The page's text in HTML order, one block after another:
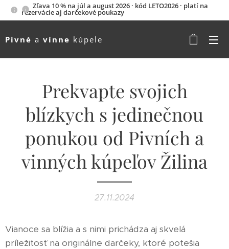
Zľava 10 % na júl a august 2026 · kód LETO2026 · platí na
rezervácie aj darčekové poukazy
Pivné a vínne kúpele
Prekvapte svojich
blízkych s jedinečnou
ponukou od Pivních a
vinných kúpeľov Žilina
27.11.2024
Vianoce sa blížia a s nimi prichádza aj skvelá
príležitosť na originálne darčeky, ktoré potešia